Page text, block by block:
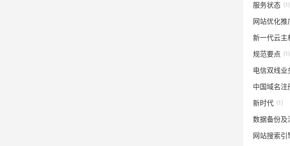
服务状态 (1)
规范要点 (1)
新时代 (1)